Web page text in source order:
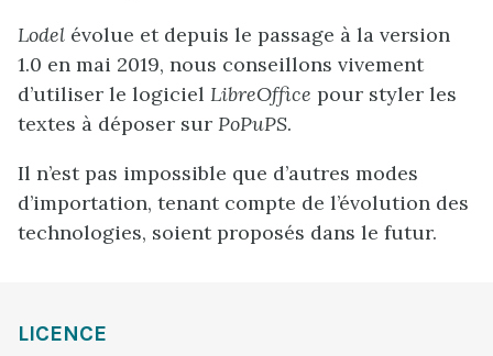
Lodel évolue et depuis le passage à la version
1.0 en mai 2019, nous conseillons vivement
d’utiliser le logiciel LibreOffice pour styler les
textes à déposer sur PoPuPS.
Il n’est pas impossible que d’autres modes
d’importation, tenant compte de l’évolution des
technologies, soient proposés dans le futur.
LICENCE